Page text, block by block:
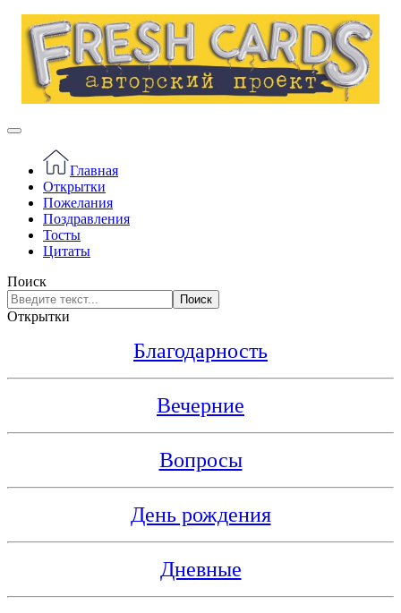
Главная
Открытки
Пожелания
Поздравления
Тосты
Цитаты
Поиск
Поиск
Открытки
Благодарность
Вечерние
Вопросы
День рождения
Дневные